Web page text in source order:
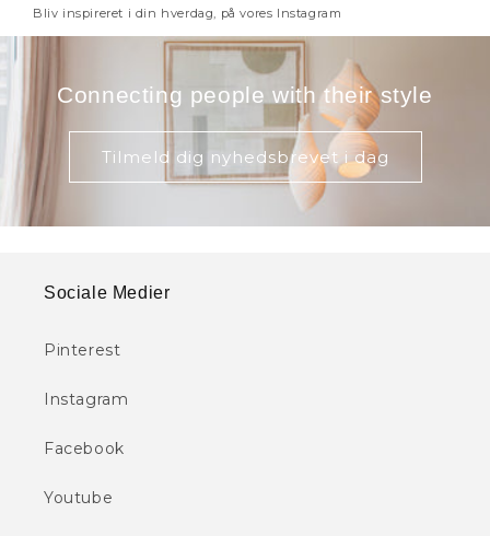
Bliv inspireret i din hverdag, på vores Instagram
Connecting people with their style
Tilmeld dig nyhedsbrevet i dag
Sociale Medier
Pinterest
Instagram
Facebook
Youtube